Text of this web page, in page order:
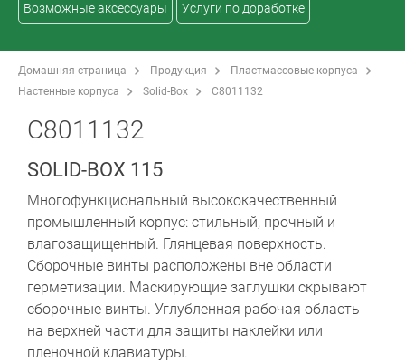
Возможные аксессуары Услуги по доработке
Домашняя страница Продукция
Пластмассовые корпуса
Настенные корпуса
Solid-Box C8011132
C8011132
SOLID-BOX 115
Многофункциональный высококачественный
промышленный корпус: стильный, прочный и
влагозащищенный. Глянцевая поверхность.
Сборочные винты расположены вне области
герметизации. Маскирующие заглушки скрывают
сборочные винты. Углубленная рабочая область
на верхней части для защиты наклейки или
пленочной клавиатуры.